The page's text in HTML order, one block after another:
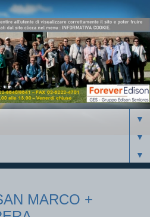
▼
▼
▼
MARCO +